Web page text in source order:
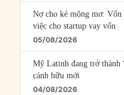
Nợ cho kẻ mộng mơ: Vốn
việc cho startup vay vốn
05/08/2026
Mỹ Latinh đang trở thành
cánh hữu mới
04/08/2026